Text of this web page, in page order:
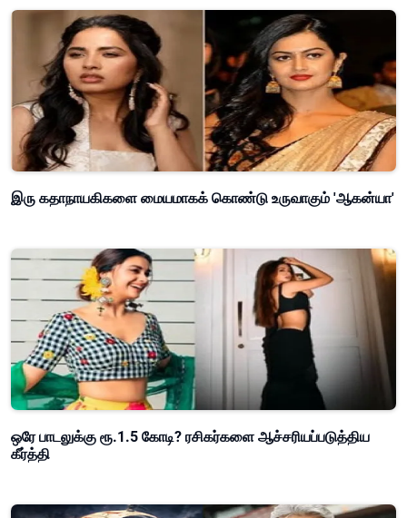
இரு கதாநாயகிகளை மையமாகக் கொண்டு உருவாகும் 'ஆகன்யா'
ஒரே பாடலுக்கு ரூ.1.5 கோடி? ரசிகர்களை ஆச்சரியப்படுத்திய
கீர்த்தி